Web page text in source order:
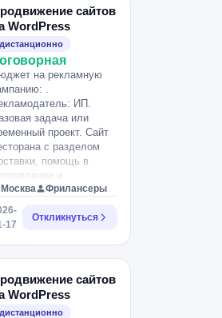
сайтов
WordPress
дистанционно
на рекламную
.
ИП.
задача или
проект. Сайт
с разделом
помощь в
и
ошибок и
работы
доставки.
Москва
Фрилансеры
17
Откликнуться
сайтов
WordPress
дистанционно